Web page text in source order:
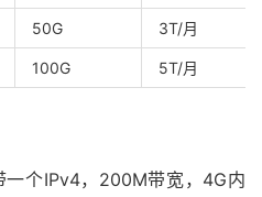
50G 3T/月
100G 5T/月
一个IPv4，200M带宽，4G内